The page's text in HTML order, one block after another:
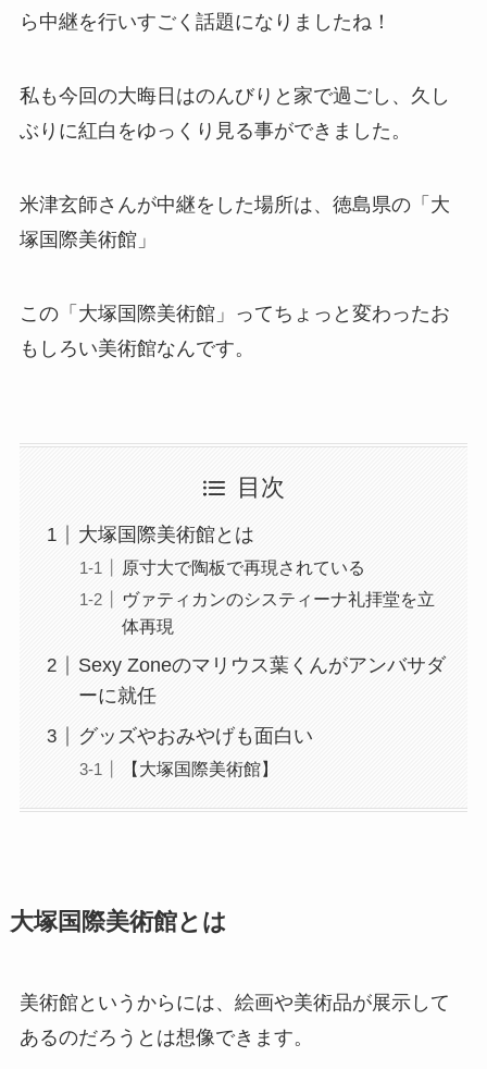
ら中継を行いすごく話題になりましたね！
私も今回の大晦日はのんびりと家で過ごし、久し
ぶりに紅白をゆっくり見る事ができました。
米津玄師さんが中継をした場所は、徳島県の「大
塚国際美術館」
この「大塚国際美術館」ってちょっと変わったお
もしろい美術館なんです。
目次
大塚国際美術館とは
原寸大で陶板で再現されている
ヴァティカンのシスティーナ礼拝堂を立
体再現
Sexy Zoneのマリウス葉くんがアンバサダ
ーに就任
グッズやおみやげも面白い
【大塚国際美術館】
大塚国際美術館とは
美術館というからには、絵画や美術品が展示して
あるのだろうとは想像できます。